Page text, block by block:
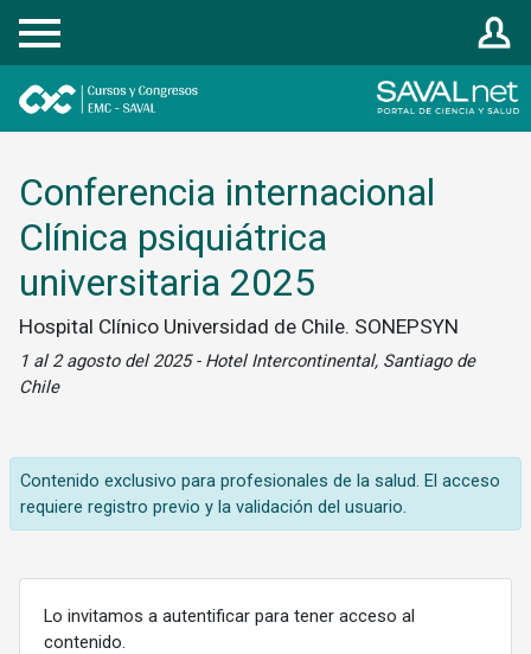
Registrarse
Conferencia internacional
Clínica psiquiátrica
universitaria 2025
Hospital Clínico Universidad de Chile. SONEPSYN
1 al 2 agosto del 2025 - Hotel Intercontinental, Santiago de
Chile
Contenido exclusivo para profesionales de la salud. El acceso
requiere registro previo y la validación del usuario.
Lo invitamos a autentificar para tener acceso al
contenido.